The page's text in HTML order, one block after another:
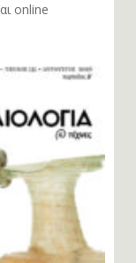
online